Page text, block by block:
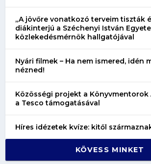
„A jövőre vonatkozó terveim tiszták
diákinterjú a Széchenyi István
közlekedésmérnök hallgatójával
Nyári filmek – Ha nem ismered, idén
nézned!
Közösségi projekt a Könyvmentorok
a Tesco támogatásával
Híres idézetek kvíze: kitől
KÖVESS MINKET